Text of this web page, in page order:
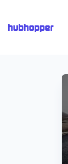
hubhopper